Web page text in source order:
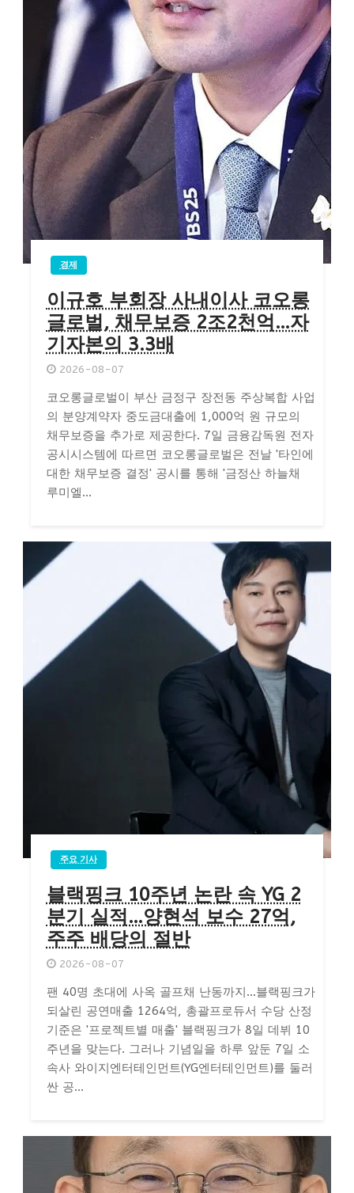
경제
이규호 부회장 사내이사 코오롱
글로벌, 채무보증 2조2천억…자
기자본의 3.3배
2026-08-07
코오롱글로벌이 부산 금정구 장전동 주상복합 사업
의 분양계약자 중도금대출에 1,000억 원 규모의
채무보증을 추가로 제공한다. 7일 금융감독원 전자
공시시스템에 따르면 코오롱글로벌은 전날 '타인에
대한 채무보증 결정' 공시를 통해 '금정산 하늘채
루미엘...
주요 기사
블랙핑크 10주년 논란 속 YG 2
분기 실적…양현석 보수 27억,
주주 배당의 절반
2026-08-07
팬 40명 초대에 사옥 골프채 난동까지…블랙핑크가
되살린 공연매출 1264억, 총괄프로듀서 수당 산정
기준은 '프로젝트별 매출' 블랙핑크가 8일 데뷔 10
주년을 맞는다. 그러나 기념일을 하루 앞둔 7일 소
속사 와이지엔터테인먼트(YG엔터테인먼트)를 둘러
싼 공...